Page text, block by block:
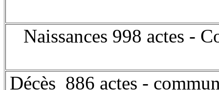
Naissances 998 actes -
Décès 886 actes -